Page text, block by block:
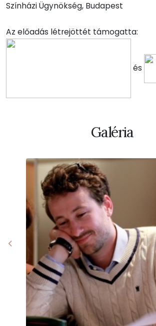
Színházi Ügynökség, Budapest
Az előadás létrejöttét támogatta:
és
Galéria